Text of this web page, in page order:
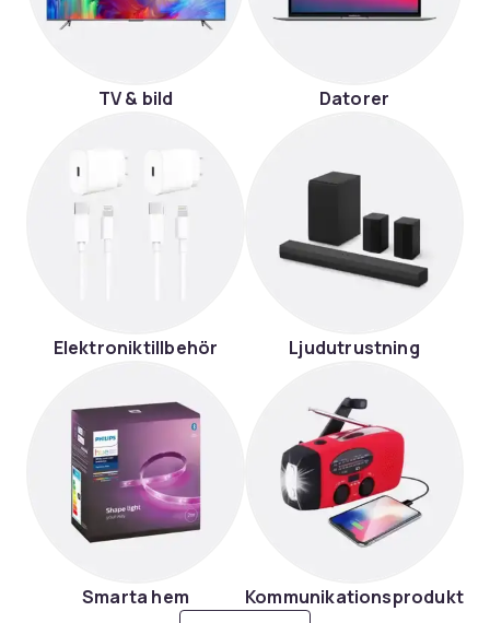
TV & bild Datorer
Elektroniktillbehör Ljudutrustning
Smarta hem
Kommunikationsprodukter